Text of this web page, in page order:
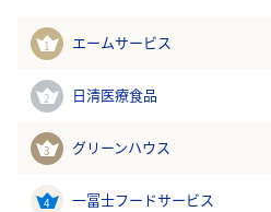
1 エームサービス
2 日清医療食品
3 グリーンハウス
4 一冨士フードサービス